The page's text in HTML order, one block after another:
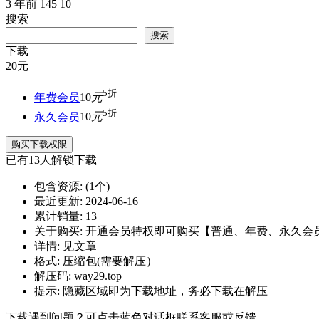
3 年前 145 10
搜索
搜索
下载
20元
年费会员10元5折
永久会员10元5折
购买下载权限
已有13人解锁下载
包含资源: (1个)
最近更新: 2024-06-16
累计销量: 13
关于购买: 开通会员特权即可购买【普通、年费、永久会
详情: 见文章
格式: 压缩包(需要解压）
解压码: way29.top
提示: 隐藏区域即为下载地址，务必下载在解压